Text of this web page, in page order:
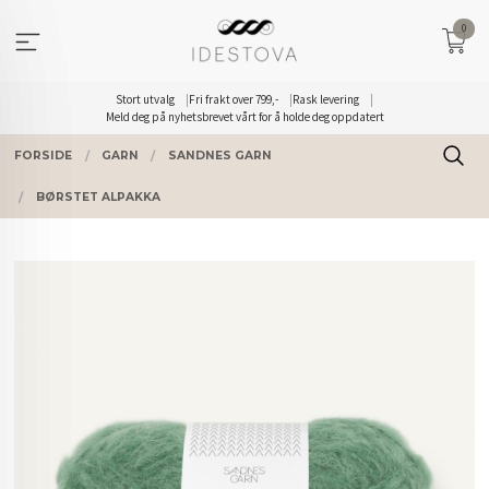
innholdet
Stort utvalg Fri frakt over 799,-
Rask levering
Meld deg på nyhetsbrevet vårt for å holde deg oppdatert
0
FORSIDE GARN SANDNES GARN
BØRSTET ALPAKKA